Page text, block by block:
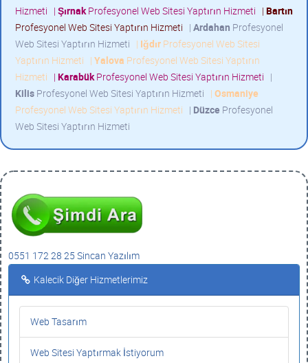
Hizmeti | ŞırnakProfesyonel Web Sitesi Yaptırın Hizmeti | Bartın
Profesyonel Web Sitesi Yaptırın Hizmeti | Ardahan Profesyonel
Web Sitesi Yaptırın Hizmeti | Iğdır Profesyonel Web Sitesi
Yaptırın Hizmeti | Yalova Profesyonel Web Sitesi Yaptırın
Hizmeti | KarabükProfesyonel Web Sitesi Yaptırın Hizmeti |
Kilis Profesyonel Web Sitesi Yaptırın Hizmeti | Osmaniye
Profesyonel Web Sitesi Yaptırın Hizmeti | Düzce Profesyonel
Web Sitesi Yaptırın Hizmeti
0551 172 28 25 Sincan Yazılım
Kalecik Diğer Hizmetlerimiz
Web Tasarım
Web Sitesi Yaptırmak İstiyorum